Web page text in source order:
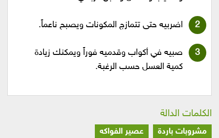
اضربيه حتى تتمازج المكونات ويصبح ناعماً.
صبيه في أكواب وقدميه فوراً ويمكنك زيادة
كمية العسل حسب الرغبة.
الكلمات الدالة
مشروبات باردة عصير الفواكه